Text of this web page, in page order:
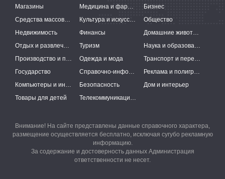
Магазины
Медицина и фармацевтика
Бизнес
Средства массовой информации
Культура и искусство
Общество
Недвижимость
Финансы
Домашние животные
Отдых и развлечения
Туризм
Наука и образование
Производство и поставки
Одежда и мода
Транспорт и перевозки
Государство
Справочно-информационные системы
Реклама и полиграфия
Компьютеры и интернет
Безопасность
Дом и интерьер
Товары для детей
Телекоммуникации и связь
Внимание! На сайте представлены данные справочного характера,
размещение осуществляется бесплатно, исключая сугубо рекламную
информацию.
За содержание и достоверность данных Администрация
ответственности не несет.